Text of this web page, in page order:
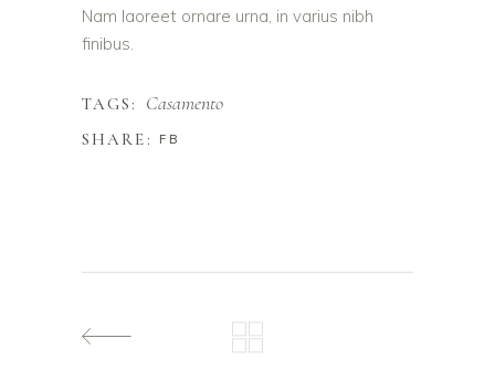
Nam laoreet ornare urna, in varius nibh
finibus.
TAGS: Casamento
SHARE: FB